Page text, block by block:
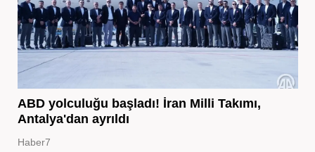
ABD yolculuğu başladı! İran Milli Takımı,
Antalya'dan ayrıldı
Haber7